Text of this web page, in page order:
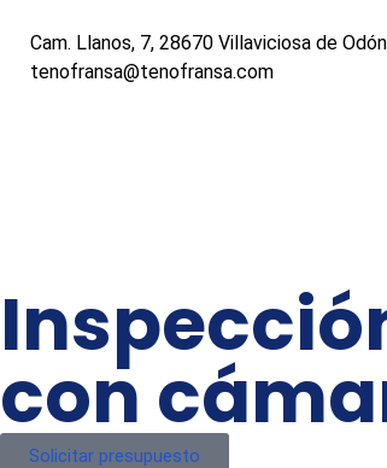
Cam. Llanos, 7, 28670 Villaviciosa de
tenofransa@tenofransa.com
con
Solicitar presupuesto